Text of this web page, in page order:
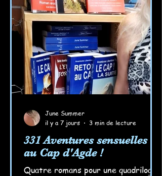
331 Aventures sensuelles
au Cap d'Agde !
Quatre romans pour une quadrilogie
June Summer
il y a 7 jours
3 min de lecture